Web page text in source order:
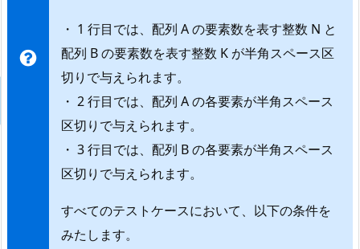
・ 1 行目では、配列 A の要素数を表す整数 N と
配列 B の要素数を表す整数 K が半角スペース区
切りで与えられます。
・ 2 行目では、配列 A の各要素が半角スペース
区切りで与えられます。
・ 3 行目では、配列 B の各要素が半角スペース
区切りで与えられます。
すべてのテストケースにおいて、以下の条件を
みたします。